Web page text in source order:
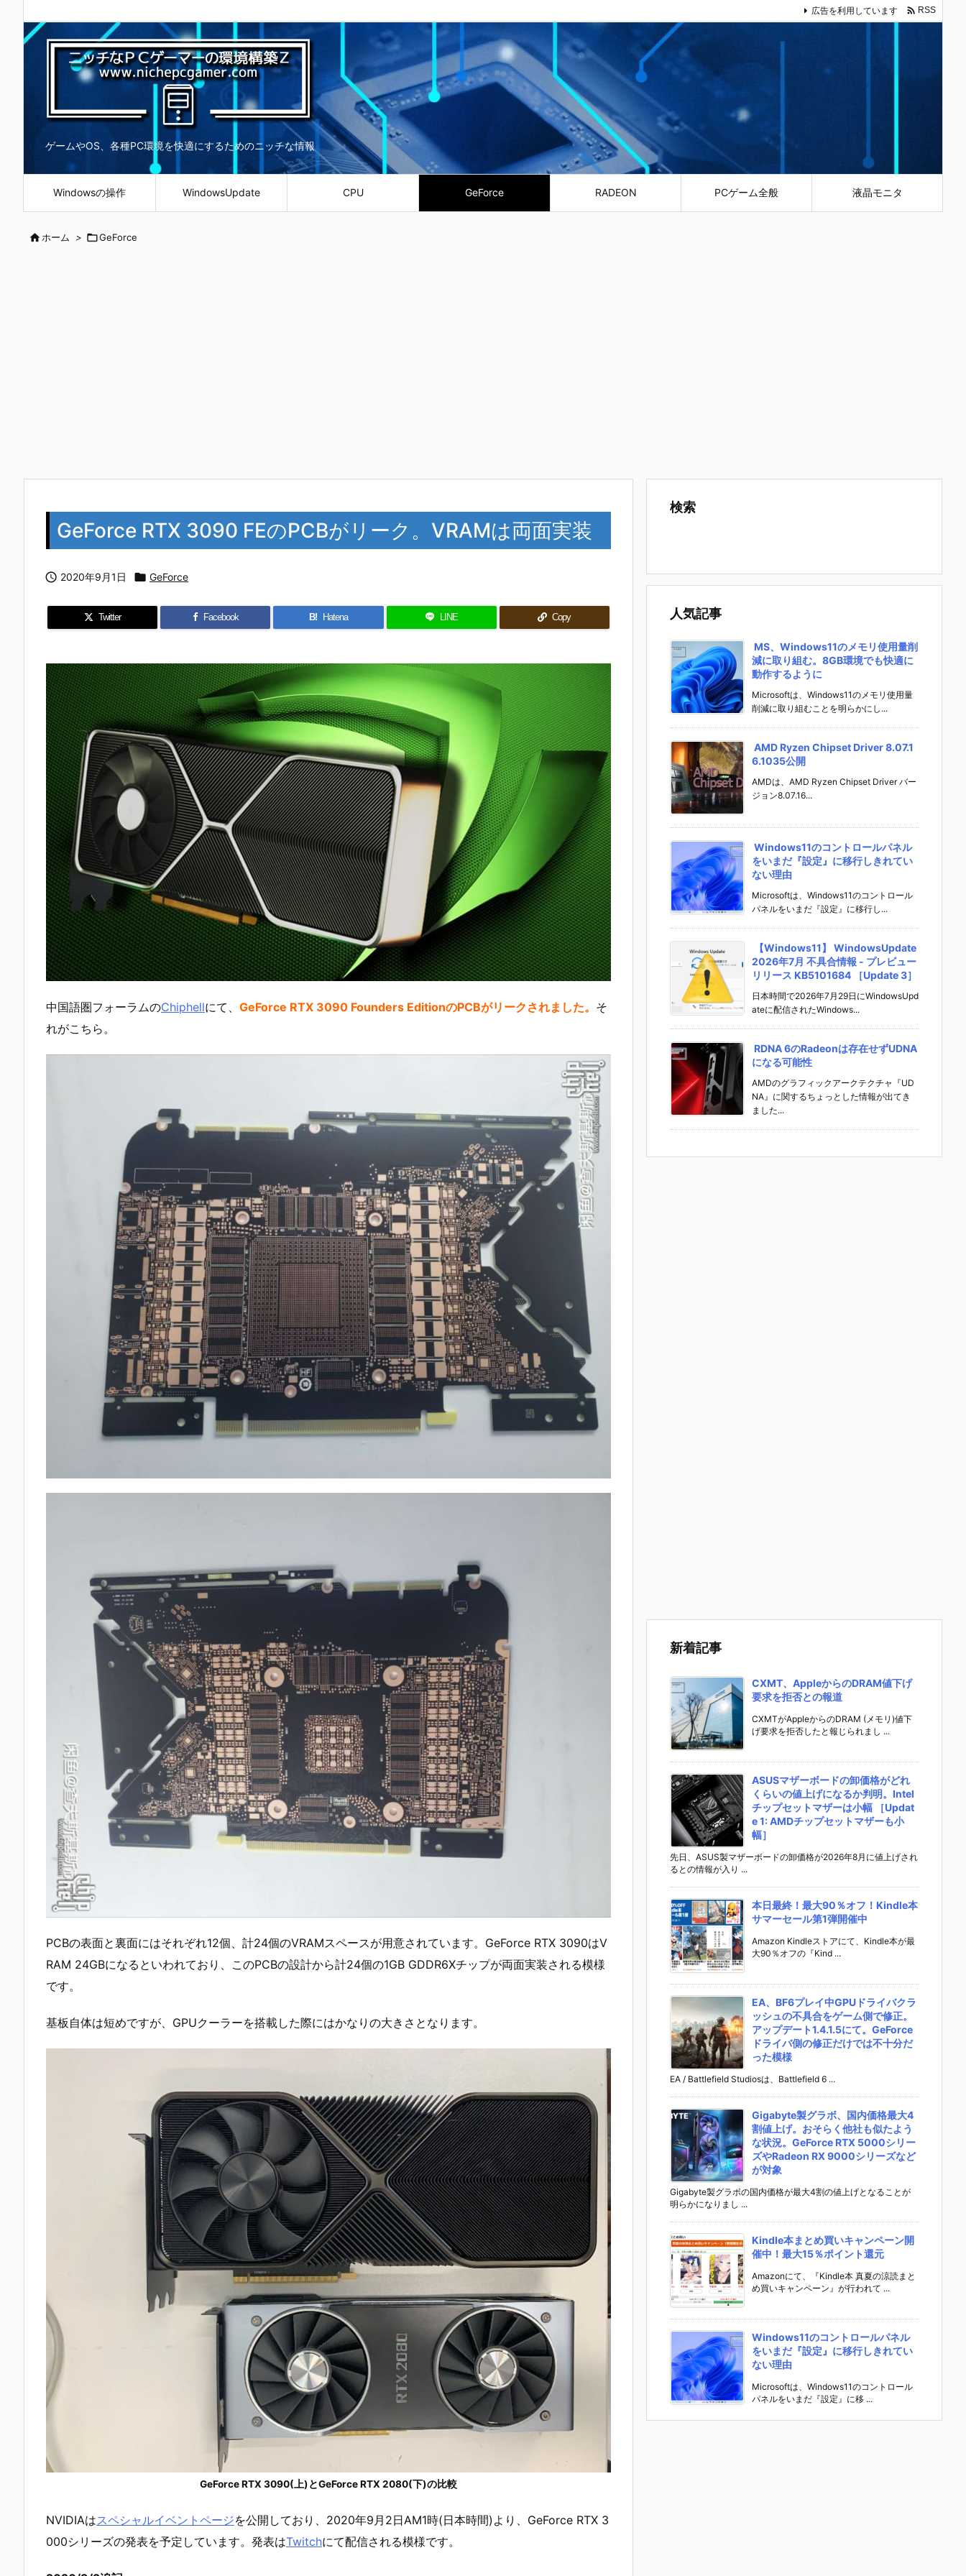
ゲームやOS、各種PC環境を快適にするためのニッチな情報
Windowsの操作 WindowsUpdate CPU GeForce RADEON PCゲーム全般 液晶モニタ
広告を利用しています  RSS
ホーム > GeForce
GeForce RTX 3090 FEのPCBがリーク。VRAMは両面実装
 2020年9月1日  GeForce
Twitter Facebook B! Hatena LINE Copy
中国語圏フォーラムのChiphellにて、 GeForce RTX 3090 Founders EditionのPCBがリークされました。 そ
れがこちら。
PCBの表面と裏面にはそれぞれ12個、計24個のVRAMスペースが用意されています。GeForce RTX 3090はV
RAM 24GBになるといわれており、このPCBの設計から計24個の1GB GDDR6Xチップが両面実装される模様
です。
基板自体は短めですが、GPUクーラーを搭載した際にはかなりの大きさとなります。
GeForce RTX 3090(上)とGeForce RTX 2080(下)の比較
NVIDIAはスペシャルイベントページを公開しており、2020年9月2日AM1時(日本時間)より、GeForce RTX 3
000シリーズの発表を予定しています。発表はTwitchにて配信される模様です。
検索
人気記事
MS、Windows11のメモリ使用量削
減に取り組む。8GB環境でも快適に
動作するように
Microsoftは、Windows11のメモリ使用量
削減に取り組むことを明らかにし...
AMD Ryzen Chipset Driver 8.07.1
6.1035公開
AMDは、AMD Ryzen Chipset Driver バー
ジョン8.07.16...
Windows11のコントロールパネル
をいまだ『設定』に移行しきれてい
ない理由
Microsoftは、Windows11のコントロール
パネルをいまだ『設定』に移行し...
【Windows11】 WindowsUpdate
2026年7月 不具合情報 - プレビュー
リリース KB5101684 ［Update 3］
日本時間で2026年7月29日にWindowsUpd
ateに配信されたWindows...
RDNA 6のRadeonは存在せずUDNA
になる可能性
AMDのグラフィックアークテクチャ『UD
NA』に関するちょっとした情報が出てき
ました...
新着記事
CXMT、AppleからのDRAM値下げ
要求を拒否との報道
CXMTがAppleからのDRAM (メモリ)値下
げ要求を拒否したと報じられまし ...
ASUSマザーボードの卸価格がどれ
くらいの値上げになるか判明。Intel
チップセットマザーは小幅 ［Updat
e 1: AMDチップセットマザーも小
幅］
先日、ASUS製マザーボードの卸価格が2026年8月に値上げされ
るとの情報が入り ...
本日最終！最大90％オフ！Kindle本
サマーセール第1弾開催中
Amazon Kindleストアにて、Kindle本が最
大90％オフの『Kind ...
EA、BF6プレイ中GPUドライバクラ
ッシュの不具合をゲーム側で修正。
アップデート1.4.1.5にて。GeForce
ドライバ側の修正だけでは不十分だ
った模様
EA / Battlefield Studiosは、Battlefield 6 ...
Gigabyte製グラボ、国内価格最大4
割値上げ。おそらく他社も似たよう
な状況。GeForce RTX 5000シリー
ズやRadeon RX 9000シリーズなど
が対象
Gigabyte製グラボの国内価格が最大4割の値上げとなることが
明らかになりまし ...
Kindle本まとめ買いキャンペーン開
催中！最大15％ポイント還元
Amazonにて、『Kindle本 真夏の涼読まと
め買いキャンペーン』が行われて ...
Windows11のコントロールパネル
をいまだ『設定』に移行しきれてい
ない理由
Microsoftは、Windows11のコントロール
パネルをいまだ『設定』に移 ...